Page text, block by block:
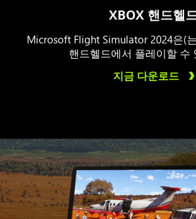
XBOX 핸드헬
Microsoft Flight Simulator 2024은(
핸드헬드에서 플레이할 수
지금 다운로드